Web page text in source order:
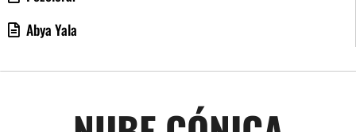
Abya Yala